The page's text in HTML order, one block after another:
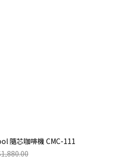
隨芯咖啡機 CMC-111